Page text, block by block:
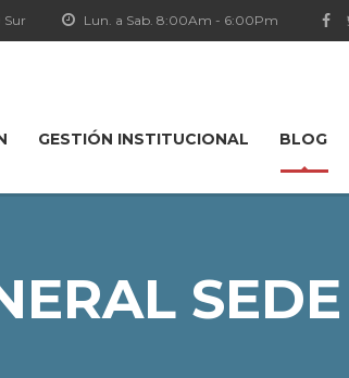
Lun. a Sab. 8:00Am - 6:00Pm
Sur
GESTIÓN INSTITUCIONAL BLOG